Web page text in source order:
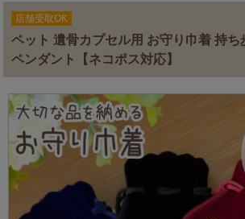
店舗受取OK
ペット 遺骨カプセル用 お守り巾着 持ち
ペンダント【ネコポス対応】